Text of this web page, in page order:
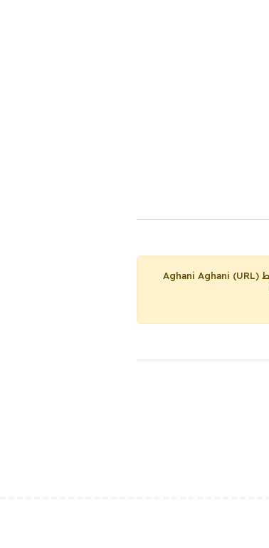
Aghani Aghani (URL)